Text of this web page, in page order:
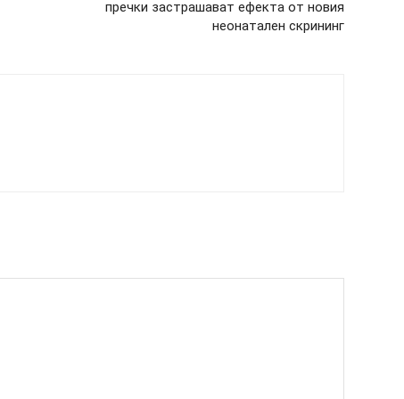
пречки застрашават ефекта от новия
неонатален скрининг